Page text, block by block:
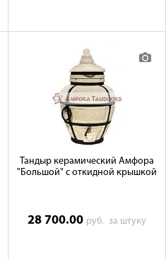
Тандыр керамический Амфора
"Большой" с откидной крышкой
28 700.00 руб. за штуку